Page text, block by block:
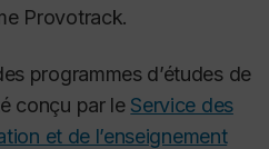
Provotrack.
programmes d’études de
conçu par le Service des
et de l’enseignement